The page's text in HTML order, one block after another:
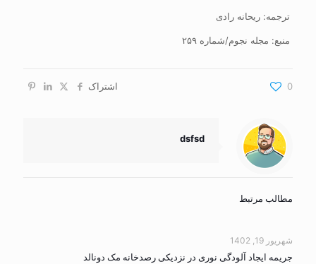
ترجمه: ریحانه رادی
منبع: مجله نجوم/شماره ۲۵۹
اشتراک 0
dsfsd
مطالب مرتبط
شهریور 19, 1402
جریمه ایجاد آلودگی نوری در نزدیکی رصدخانه مک دونالد